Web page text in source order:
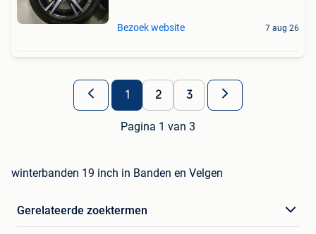
Bezoek website 7 aug 26
1 2 3
Pagina 1 van 3
winterbanden 19 inch in Banden en Velgen
Gerelateerde zoektermen